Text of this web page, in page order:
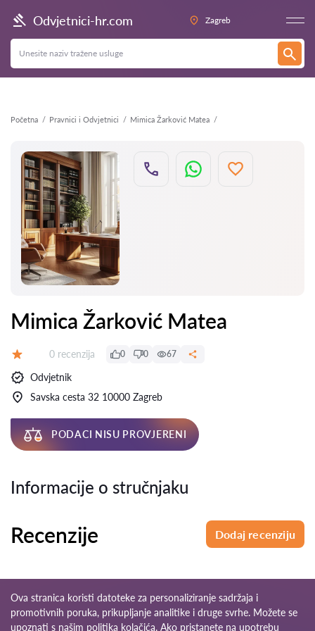
Odvjetnici-hr.com Zagreb
Početna Pravnici i Odvjetnici Mimica Žarković Matea
Natrag
Mimica Žarković Matea
Recenzija:
0 recenzija 0 0 67
Odvjetnik
Savska cesta 32 10000 Zagreb
PODACI NISU PROVJERENI
Informacije o stručnjaku
Recenzije Dodaj recenziju
Ova stranica koristi datoteke za personaliziranje sadržaja i
promotivnih poruka, prikupljanje analitike i druge svrhe. Možete se
upoznati s našim politika kolačića. Ako pristanete na upotrebu